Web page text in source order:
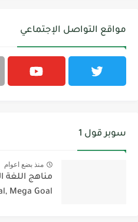
مواقع التواصل الإجتماعي
سوبر قول 1
منذ بضع اعوام
مناهج اللغة
Mega Goal